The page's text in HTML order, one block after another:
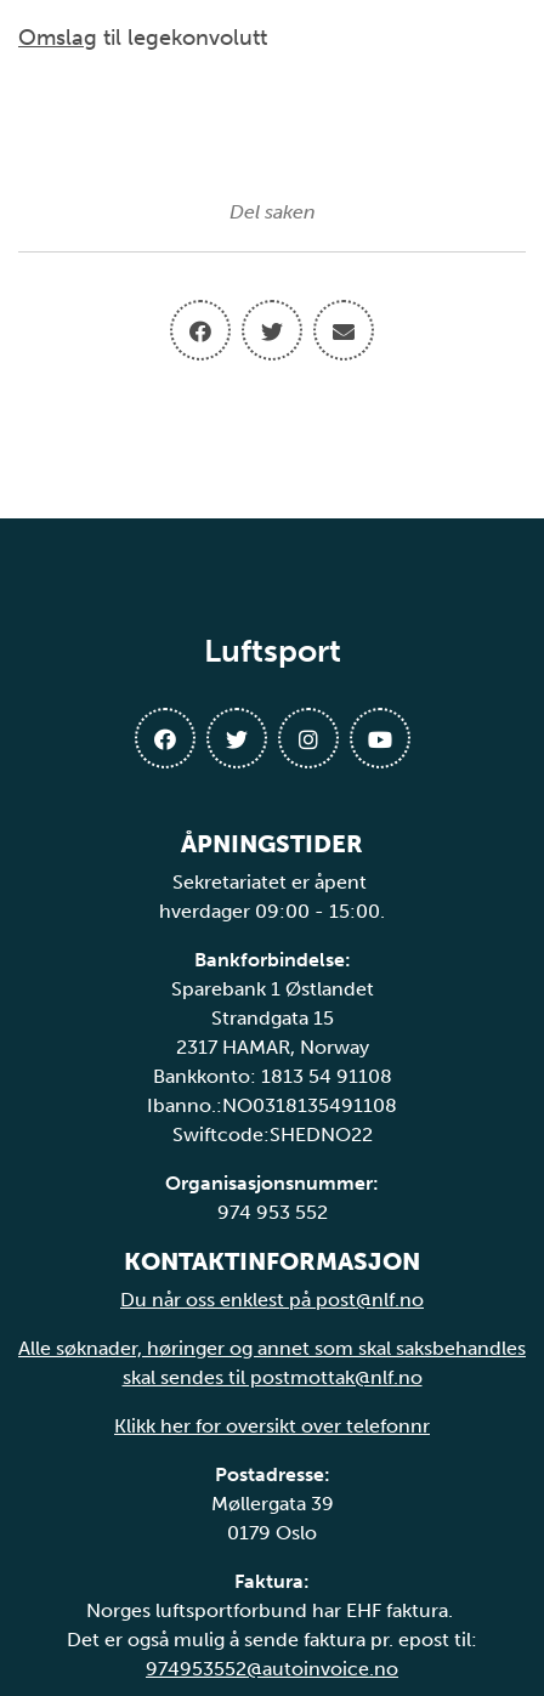
Omslag til legekonvolutt
Del saken
Luftsport
ÅPNINGSTIDER
Sekretariatet er åpent
hverdager 09:00 - 15:00.
Bankforbindelse:
Sparebank 1 Østlandet
Strandgata 15
2317 HAMAR, Norway
Bankkonto: 1813 54 91108
Ibanno.:NO0318135491108
Swiftcode:SHEDNO22
Organisasjonsnummer:
974 953 552
KONTAKTINFORMASJON
Du når oss enklest på post@nlf.no
Alle søknader, høringer og annet som skal saksbehandles
skal sendes til postmottak@nlf.no
Klikk her for oversikt over telefonnr
Postadresse:
Møllergata 39
0179 Oslo
Faktura:
Norges luftsportforbund har EHF faktura.
Det er også mulig å sende faktura pr. epost til:
974953552@autoinvoice.no